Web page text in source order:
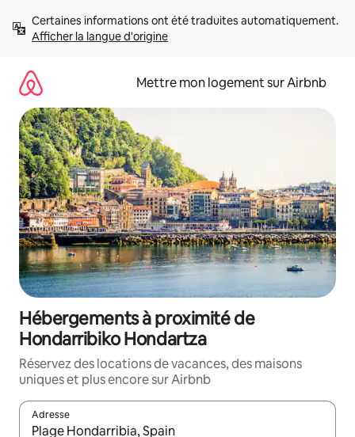
directement
Afficher la langue d'origine
Mettre mon logement sur Airbnb
Hébergements à proximité de
Hondarribiko Hondartza
Réservez des locations de vacances, des maisons
uniques et plus encore sur Airbnb
Adresse
Lorsque les résultats s'affichent, utilisez les flèches vers le